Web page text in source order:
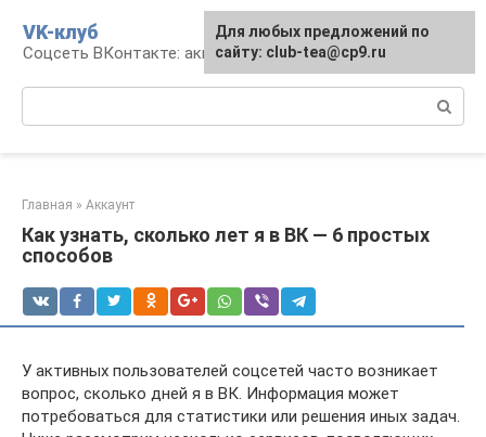
контенту
VK-клуб
Соцсеть ВКонтакте: аккаунт, общение, досуг
Главная » Аккаунт
Как узнать, сколько лет я в ВК — 6 простых
способов
У активных пользователей соцсетей часто возникает
вопрос, сколько дней я в ВК. Информация может
потребоваться для статистики или решения иных задач.
Для любых предложений по
сайту: club-tea@cp9.ru